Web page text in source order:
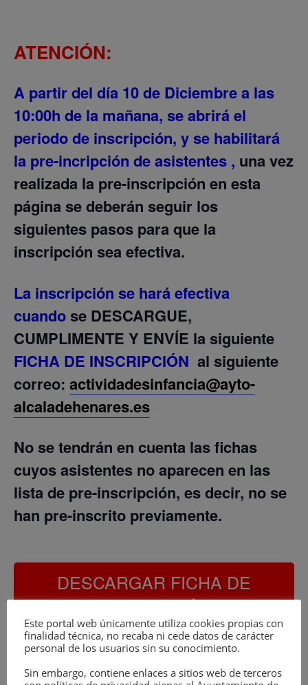
ATENCIÓN:
A partir del día 10 de Diciembre a las
10:00h de la mañana, se abrirá el
periodo de inscripción, y se habilitará
la pre-incripción de asistentes , una vez
realizada la pre-inscripción en esta
página se deberán seguir los
siguientes pasos para que la
inscripción sea efectiva.
La inscripción se hará efectiva
cuandose DESCARGUE,
CUMPLIMENTE Y ENVÍE la siguiente
FICHA DE INSCRIPCIÓN al siguiente
correo: actividadesinfancia@ayto-
alcaladehenares.es
No se tendrán en cuenta las fichas
cuyos asistentes no aparecen en las
lista de pre-inscripción, es decir, no se
han pre-inscrito previamente.
DESCARGAR FICHA DE
INSCRIPCIÓN
MÁXIMO DOS MENORES POR PRE –
Este portal web únicamente utiliza cookies propias con
finalidad técnica, no recaba ni cede datos de carácter
personal de los usuarios sin su conocimiento.
Sin embargo, contiene enlaces a sitios web de terceros